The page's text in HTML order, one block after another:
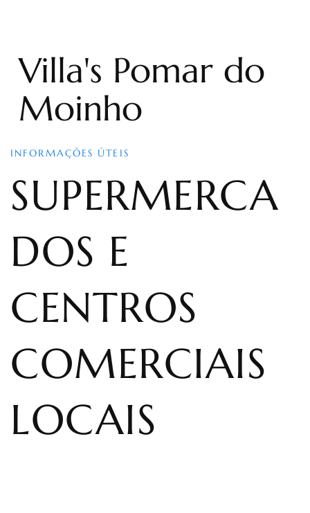
Villa's Pomar do
Moinho
INFORMAÇÕES ÚTEIS
SUPERMERCA
DOS E
CENTROS
COMERCIAIS
LOCAIS